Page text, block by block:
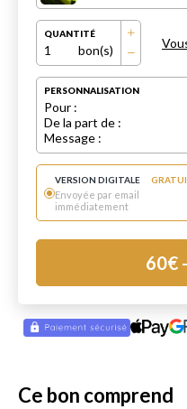
QUANTITÉ
1 bon(s)
PERSONNALISATION
Pour :
De la part de :
Message :
VERSION DIGITALE
Envoyée par email
immédiatement
60€
Ce bon comprend